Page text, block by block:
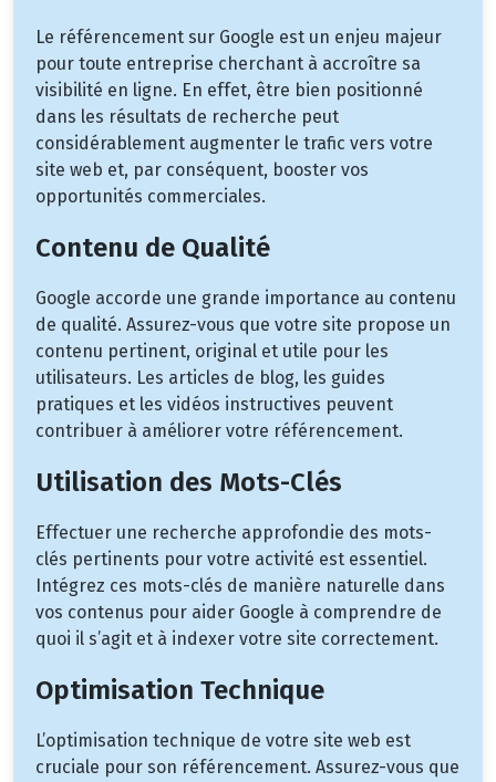
Le référencement sur Google est un enjeu majeur
pour toute entreprise cherchant à accroître sa
visibilité en ligne. En effet, être bien positionné
dans les résultats de recherche peut
considérablement augmenter le trafic vers votre
site web et, par conséquent, booster vos
opportunités commerciales.
Contenu de Qualité
Google accorde une grande importance au contenu
de qualité. Assurez-vous que votre site propose un
contenu pertinent, original et utile pour les
utilisateurs. Les articles de blog, les guides
pratiques et les vidéos instructives peuvent
contribuer à améliorer votre référencement.
Utilisation des Mots-Clés
Effectuer une recherche approfondie des mots-
clés pertinents pour votre activité est essentiel.
Intégrez ces mots-clés de manière naturelle dans
vos contenus pour aider Google à comprendre de
quoi il s’agit et à indexer votre site correctement.
Optimisation Technique
L’optimisation technique de votre site web est
cruciale pour son référencement. Assurez-vous que